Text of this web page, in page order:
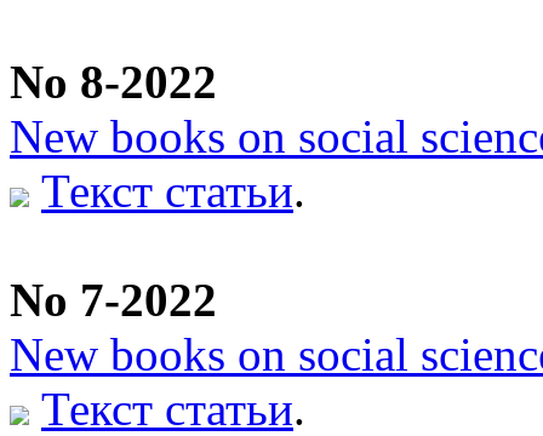
No 8-2022
New books on social
Текст статьи.
No 7-2022
New books on social
Текст статьи.